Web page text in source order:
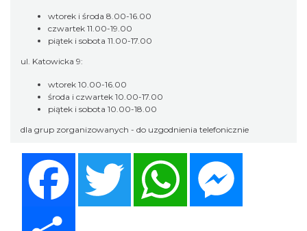
wtorek i środa 8.00-16.00
czwartek 11.00-19.00
piątek i sobota 11.00-17.00
ul. Katowicka 9:
wtorek 10.00-16.00
środa i czwartek 10.00-17.00
piątek i sobota 10.00-18.00
dla grup zorganizowanych - do uzgodnienia telefonicznie
Twitter WhatsApp